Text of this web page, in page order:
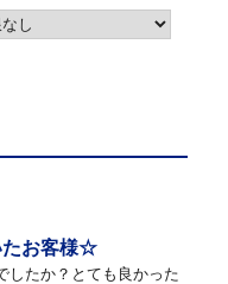
たお客様☆
したか？とても良かった